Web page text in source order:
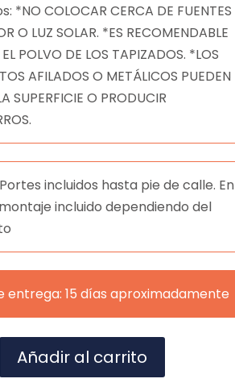
*NO COLOCAR CERCA DE FUENTES
O LUZ SOLAR. *ES RECOMENDABLE
POLVO DE LOS TAPIZADOS. *LOS
AFILADOS O METÁLICOS PUEDEN
SUPERFICIE O PRODUCIR
incluidos hasta pie de calle. En
incluido dependiendo del
entrega: 15 días aproximadamente
Añadir al carrito